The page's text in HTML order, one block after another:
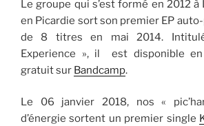
Le groupe qui s’est formé en 2012 à
en Picardie sort son premier EP
de 8 titres en mai 2014.
Experience », il est disponible
gratuit sur Bandcamp.
Le 06 janvier 2018, nos «
d’énergie sortent un premier single